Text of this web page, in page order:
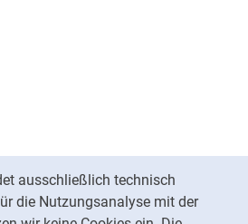
ausschließlich technisch
die Nutzungsanalyse mit der